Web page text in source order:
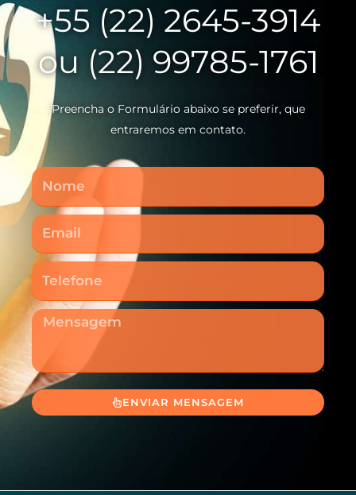
+55 (22) 2645-3914
ou (22) 99785-1761
Preencha o Formulário abaixo se preferir, que
entraremos em contato.
Nome
Email
Telefone
Mensagem
ENVIAR MENSAGEM